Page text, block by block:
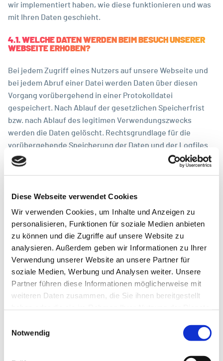
Diese Webseite verwendet Cookies
Wir verwenden Cookies, um Inhalte und Anzeigen zu
personalisieren, Funktionen für soziale Medien anbieten
zu können und die Zugriffe auf unsere Website zu
analysieren. Außerdem geben wir Informationen zu Ihrer
Verwendung unserer Website an unsere Partner für
soziale Medien, Werbung und Analysen weiter. Unsere
Partner führen diese Informationen möglicherweise mit
weiteren Daten zusammen, die Sie ihnen bereitgestellt
Notwendig
wir implementiert haben, wie diese funktionieren und was
mit Ihren Daten geschieht.
4.1. WELCHE DATEN WERDEN BEIM BESUCH UNSERER
WEBSEITE ERHOBEN?
Bei jedem Zugriff eines Nutzers auf unsere Webseite und
bei jedem Abruf einer Datei werden Daten über diesen
Vorgang vorübergehend in einer Protokolldatei
gespeichert. Nach Ablauf der gesetzlichen Speicherfrist
bzw. nach Ablauf des legitimen Verwendungszwecks
werden die Daten gelöscht. Rechtsgrundlage für die
vorübergehende Speicherung der Daten und der Logfiles
ist Artikel 6 Abs. 1 lit. f DSGVO sowie unser berechtigtes
IP-Adresse
Browser- und Hardwarenutzung
Datum, Uhrzeit und Verweildauer
aufgerufene Seiten
Informationen zum Service-Provider